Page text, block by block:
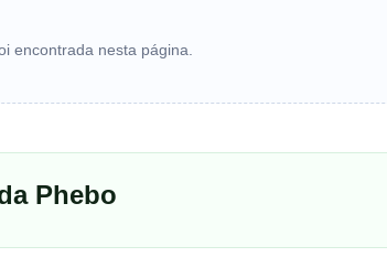
encontrada nesta página.
Phebo